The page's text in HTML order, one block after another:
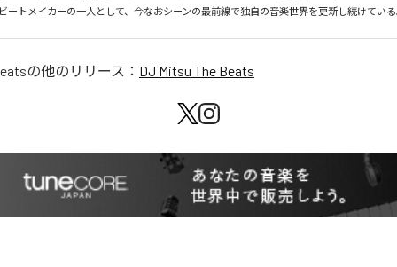
ートメイカーの一人として、今なおシーンの最前線で独自の音楽世界を更新し続けている
の他のリリース： DJ Mitsu The Beats